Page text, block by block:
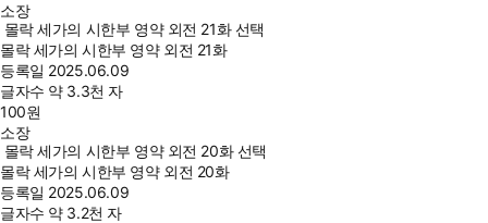
소장
몰락 세가의 시한부 영약 외전 21화 선택
몰락 세가의 시한부 영약 외전 21화
등록일 2025.06.09
글자수 약 3.3천 자
100원
소장
몰락 세가의 시한부 영약 외전 20화 선택
몰락 세가의 시한부 영약 외전 20화
등록일 2025.06.09
글자수 약 3.2천 자